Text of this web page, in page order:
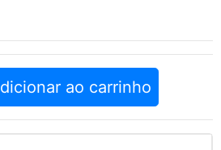
ao carrinho